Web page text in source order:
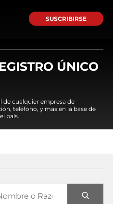
SUSCRIBIRSE
ÚNICO
de cualquier empresa de
teléfono, y mas en la base de
país.